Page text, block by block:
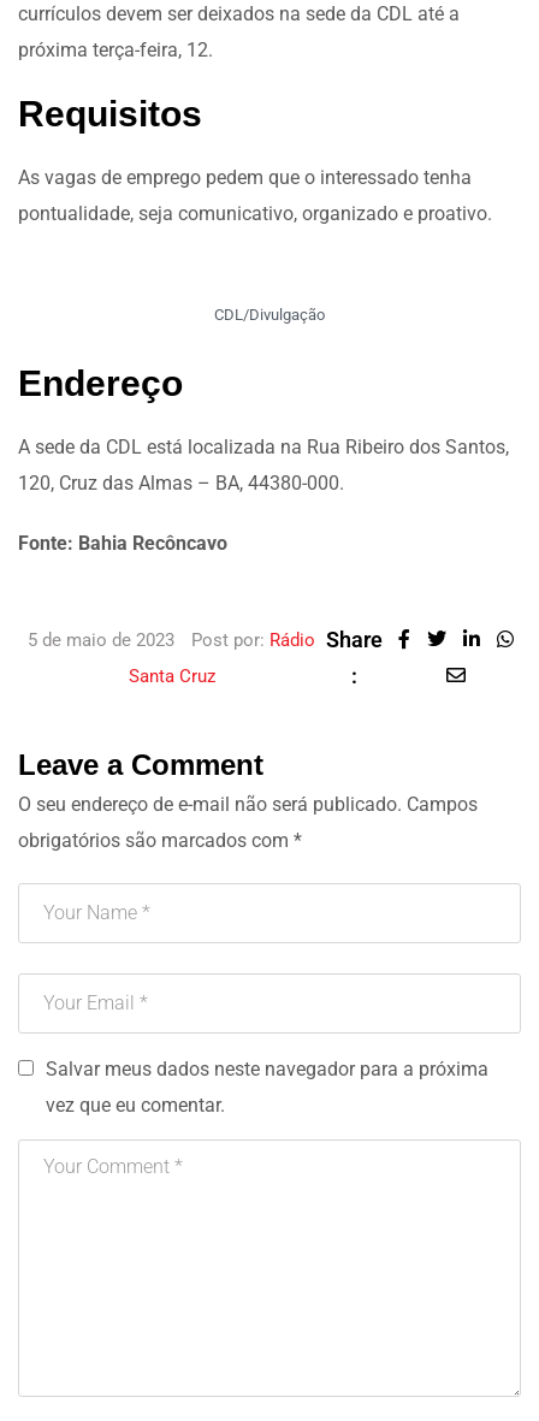
currículos devem ser deixados na sede da CDL até a
próxima terça-feira, 12.
Requisitos
As vagas de emprego pedem que o interessado tenha
pontualidade, seja comunicativo, organizado e proativo.
CDL/Divulgação
Endereço
A sede da CDL está localizada na Rua Ribeiro dos Santos,
120, Cruz das Almas – BA, 44380-000.
Fonte: Bahia Recôncavo
5 de maio de 2023 Post por: Rádio
Santa Cruz
Share
:
Leave a Comment
O seu endereço de e-mail não será publicado. Campos
obrigatórios são marcados com *
Salvar meus dados neste navegador para a próxima
vez que eu comentar.